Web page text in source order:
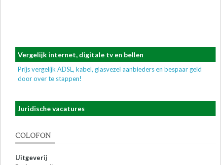
Vergelijk internet, digitale tv en bellen
Prijs vergelijk ADSL, kabel, glasvezel aanbieders en bespaar geld
door over te stappen!
Juridische vacatures
COLOFON
Uitgeverij